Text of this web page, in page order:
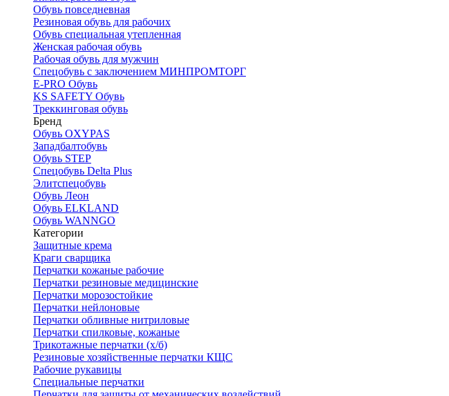
Обувь повседневная
Резиновая обувь для рабочих
Обувь специальная утепленная
Женская рабочая обувь
Рабочая обувь для мужчин
Спецобувь с заключением МИНПРОМТОРГ
E-PRO Обувь
KS SAFETY Обувь
Треккинговая обувь
Бренд
Обувь OXYPAS
Западбалтобувь
Обувь STEP
Спецобувь Delta Plus
Элитспецобувь
Обувь Леон
Обувь ELKLAND
Обувь WANNGO
Категории
Защитные крема
Краги сварщика
Перчатки кожаные рабочие
Перчатки резиновые медицинские
Перчатки морозостойкие
Перчатки нейлоновые
Перчатки обливные нитриловые
Перчатки спилковые, кожаные
Трикотажные перчатки (х/б)
Резиновые хозяйственные перчатки КЩС
Рабочие рукавицы
Специальные перчатки